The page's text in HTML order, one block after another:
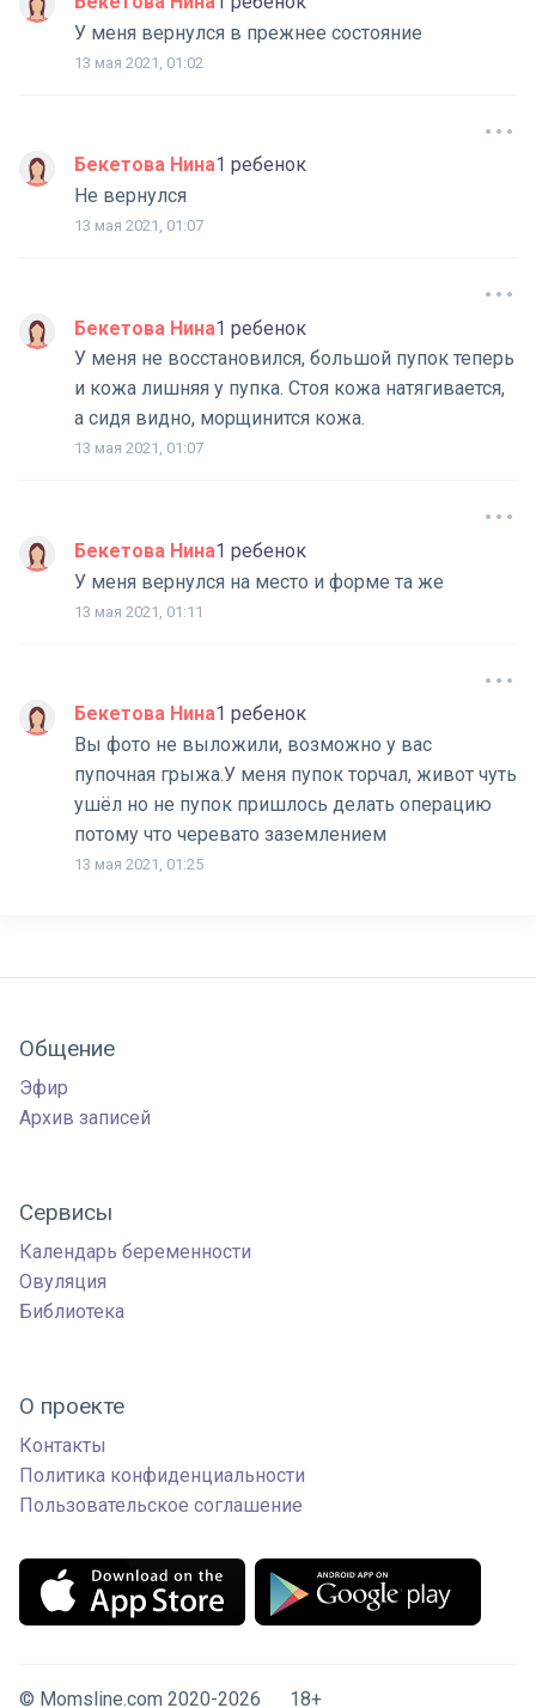
У меня вернулся в прежнее состояние
13 мая 2021, 01:02
Бекетова Нина1 ребенок
Не вернулся
13 мая 2021, 01:07
Бекетова Нина1 ребенок
У меня не восстановился, большой пупок теперь
и кожа лишняя у пупка. Стоя кожа натягивается,
а сидя видно, морщинится кожа.
13 мая 2021, 01:07
Бекетова Нина1 ребенок
У меня вернулся на место и форме та же
13 мая 2021, 01:11
Бекетова Нина1 ребенок
Вы фото не выложили, возможно у вас
пупочная грыжа.У меня пупок торчал, живот чуть
ушёл но не пупок пришлось делать операцию
потому что черевато заземлением
13 мая 2021, 01:25
Общение
Эфир
Архив записей
Сервисы
Календарь беременности
Овуляция
Библиотека
О проекте
Контакты
Политика конфиденциальности
Пользовательское соглашение
© Momsline.com 2020-2026 18+